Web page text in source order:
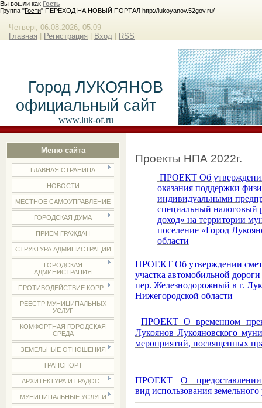
Вы вошли как Гость
Группа "Гости" ПЕРЕХОД НА НОВЫЙ ПОРТАЛ http://lukoyanov.52gov.ru/
Четверг, 06.08.2026, 05:09
Главная
Регистрация Вход RSS
Город ЛУКОЯНОВ
официальный сайт
www.luk-of.ru
Меню сайта
ГЛАВНАЯ СТРАНИЦА
НОВОСТИ
МЕСТНОЕ САМОУПРАВЛЕНИЕ
ГОРОДСКАЯ ДУМА
ПРИЕМ ГРАЖДАН
СТРУКТУРА АДМИНИСТРАЦИИ
ГОРОДСКАЯ
АДМИНИСТРАЦИЯ
ПРОТИВОДЕЙСТВИЕ КОРР...
РЕЕСТР МУНИЦИПАЛЬНЫХ
УСЛУГ
КОМФОРТНАЯ ГОРОДСКАЯ
СРЕДА
ЗЕМЕЛЬНЫЕ ОТНОШЕНИЯ
ТРАНСПОРТ
АРХИТЕКТУРА И ГРАДОС...
МУНИЦИПАЛЬНЫЕ УСЛУГИ
Проекты НПА 2022г.
ПРОЕКТ Об
оказания поддержки
индивидуальными
специальный налоговый
доход» на территории
поселение «Город
области
ПРОЕКТ Об утверждении
участка автомобильной
пер. Железнодорожный в г.
Нижегородской области
ПРОЕКТ О временном
Лукоянов Лукояновского
мероприятий, посвященных
ПРОЕКТО
вид использования земельного